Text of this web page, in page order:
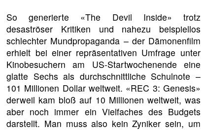
So generierte «The Devil Inside» trotz
desaströser Kritiken und nahezu beispiellos
schlechter Mundpropaganda – der Dämonenfilm
erhielt bei einer repräsentativen Umfrage unter
Kinobesuchern am US-Startwochenende eine
glatte Sechs als durchschnittliche Schulnote –
101 Millionen Dollar weltweit. «REC 3: Genesis»
derweil kam bloß auf 10 Millionen weltweit, was
aber noch immer ein Vielfaches des Budgets
darstellt. Man muss also kein Zyniker sein, um